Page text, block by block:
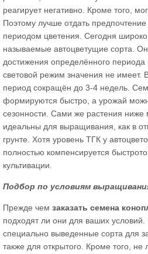
реагирует негативно. Кроме того,
Поэтому лучше отдать
периодом цветения. Сегодня
называемые автоцветущие сорта.
достижения определённого периода
световой режим значения не имеет.
период сокращён до 3-4 недель.
формируются быстро, а урожай
сезонности. Сами же растения ниже
идеальны для выращивания, как в
грунте. Хотя уровень ТГК у
полностью компенсируется
культивации.
Подбор по условиям
Прежде чем заказать семена
подходят ли они для ваших
специально выведенные сорта для
также для открытого. Кроме того,